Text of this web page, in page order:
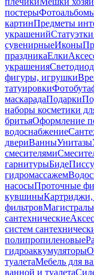
постеры
картинПредметы
украшенийСтатуэтки
сувенирныеИконы
праздникаЕлки
украшения
фигуры, игрушки
татуировки
маскарадаПодарки
наборы косметики
бритьяОформление
водоснабжение
двериВанныУнитазы
смесителями
гарнитурыБиде
гидромассажем
насосыПроточные
кувшины
фильтров
сантехнические
систем
полипропиленовые
гидроаккумуляторы
туалетаМебель для
ванной и туалета